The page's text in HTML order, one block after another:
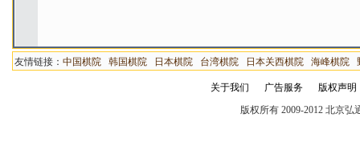
友情链接： 中国棋院 韩国棋院 日本棋院 台湾棋院 日本关西棋院 海峰棋院
关于我们 广告服务
版权声明
版权所有 2009-2012 北京